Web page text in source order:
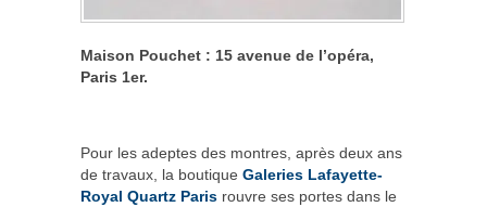
Maison Pouchet : 15 avenue de l’opéra,
Paris 1er.
Pour les adeptes des montres, après deux ans
de travaux, la boutique Galeries Lafayette-
Royal Quartz Paris rouvre ses portes dans le